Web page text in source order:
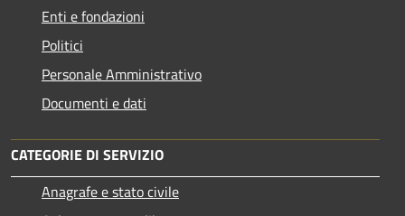
Enti e fondazioni
Politici
Personale Amministrativo
Documenti e dati
CATEGORIE DI SERVIZIO
Anagrafe e stato civile